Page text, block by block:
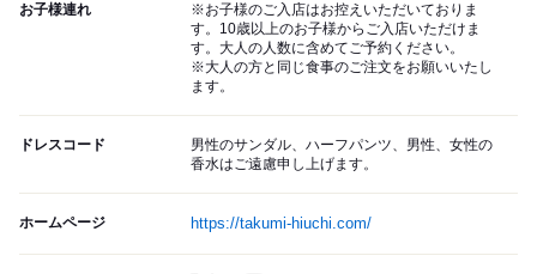
お子様連れ
※お子様のご入店はお控えいただいておりま
す。10歳以上のお子様からご入店いただけま
す。大人の人数に含めてご予約ください。
※大人の方と同じ食事のご注文をお願いいたし
ます。
ドレスコード
男性のサンダル、ハーフパンツ、男性、女性の
香水はご遠慮申し上げます。
ホームページ https://takumi-hiuchi.com/